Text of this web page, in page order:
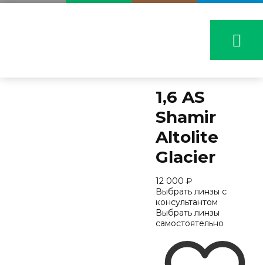
1,6 AS
Shamir
Altolite
Glacier
12 000 ₽
Выбрать линзы с
консультантом
Выбрать линзы
самостоятельно